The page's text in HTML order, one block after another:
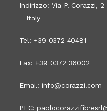
Indirizzo: Via P. Corazzi, 2
– Italy
Tel: +39 0372 40481
Fax: +39 0372 36002
Email: info@corazzi.com
PEC: